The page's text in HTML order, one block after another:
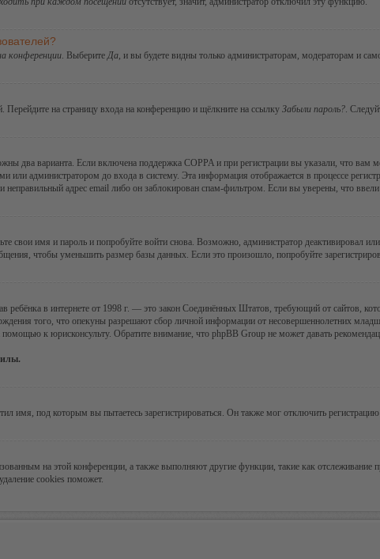
конференции. Выберите Да, и вы будете видны только администраторам, модераторам и
Перейдите на страницу входа на конференцию и щёлкните на ссылку Забыли пароль?.
два варианта. Если включена поддержка COPPA и при регистрации вы указали, что
или администратором до входа в систему. Эта информация отображается в процессе
адрес email либо он заблокирован спам-фильтром. Если вы уверены, что
свои имя и пароль и попробуйте войти снова. Возможно, администратор деактивировал
чтобы уменьшить размер базы данных. Если это произошло, попробуйте
в интернете от 1998 г. — это закон Соединённых Штатов, требующий от сайтов,
того, что опекуны разрешают сбор личной информации от несовершеннолетних
к юрисконсульту. Обратите внимание, что phpBB Group не может давать
имя, под которым вы пытаетесь зарегистрироваться. Он также мог отключить
на этой конференции, а также выполняют другие функции, такие как
cookies поможет.